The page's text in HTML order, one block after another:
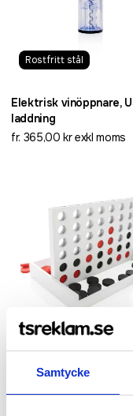
Samtycke
Rostfritt stål
Elektrisk vinöppnare,
laddning
fr. 365,00 kr exkl moms
Fyra på rad i trä